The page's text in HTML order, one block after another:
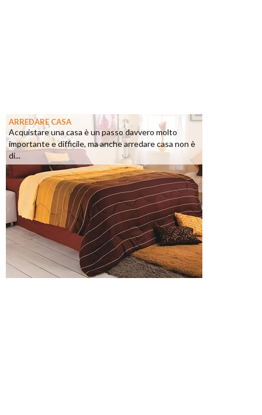
ARREDARE CASA
Acquistare una casa è un passo davvero molto
importante e difficile, ma anche arredare casa non è
di...